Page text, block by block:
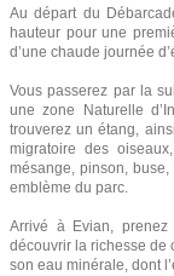
Au départ du
hauteur pour une
d’une chaude journée
Vous passerez par la
une zone Naturelle
trouverez un étang,
migratoire des
mésange, pinson,
emblème du parc.
Arrivé à Evian,
découvrir la richesse de
son eau minérale, dont